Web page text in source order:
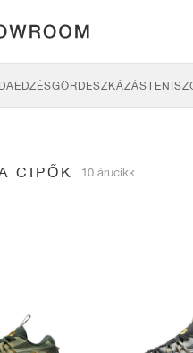
EDZÉSGÖRDESZKÁZÁSTENISZ
CIPŐK 10 árucikk